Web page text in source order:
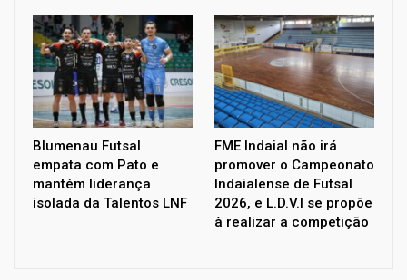
Blumenau Futsal
empata com Pato e
mantém liderança
isolada da Talentos LNF
FME Indaial não irá
promover o Campeonato
Indaialense de Futsal
2026, e L.D.V.I se propõe
à realizar a competição